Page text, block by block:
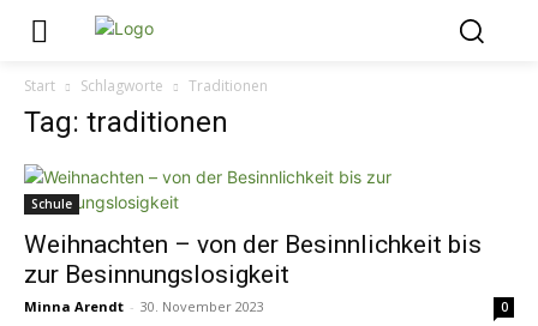
Start Schlagworte Traditionen
Tag: traditionen
Schule
Weihnachten – von der Besinnlichkeit bis
zur Besinnungslosigkeit
Minna Arendt - 30. November 2023 0